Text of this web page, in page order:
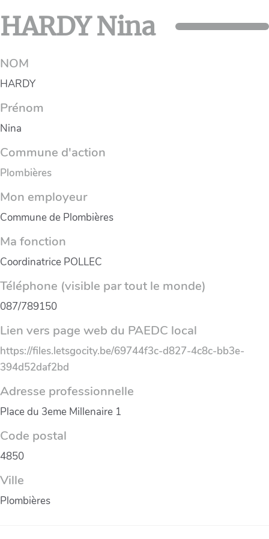
HARDY Nina
NOM
HARDY
Prénom
Nina
Commune d'action
Plombières
Mon employeur
Commune de Plombières
Ma fonction
Coordinatrice POLLEC
Téléphone (visible par tout le monde)
087/789150
Lien vers page web du PAEDC local
https://files.letsgocity.be/69744f3c-d827-4c8c-bb3e-
394d52daf2bd
Adresse professionnelle
Place du 3eme Millenaire 1
Code postal
4850
Ville
Plombières